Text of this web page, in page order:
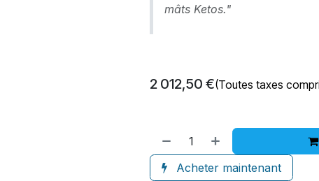
mâts Ketos."
2 012,50 €(Toutes taxes
Acheter maintenant